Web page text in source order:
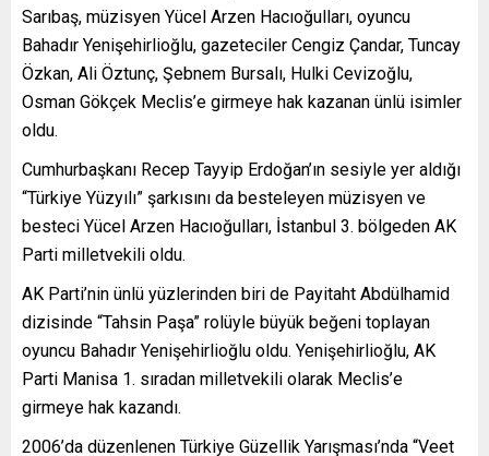
Sarıbaş, müzisyen Yücel Arzen Hacıoğulları, oyuncu
Bahadır Yenişehirlioğlu, gazeteciler Cengiz Çandar, Tuncay
Özkan, Ali Öztunç, Şebnem Bursalı, Hulki Cevizoğlu,
Osman Gökçek Meclis’e girmeye hak kazanan ünlü isimler
oldu.
Cumhurbaşkanı Recep Tayyip Erdoğan’ın sesiyle yer aldığı
“Türkiye Yüzyılı” şarkısını da besteleyen müzisyen ve
besteci Yücel Arzen Hacıoğulları, İstanbul 3. bölgeden AK
Parti milletvekili oldu.
AK Parti’nin ünlü yüzlerinden biri de Payitaht Abdülhamid
dizisinde “Tahsin Paşa” rolüyle büyük beğeni toplayan
oyuncu Bahadır Yenişehirlioğlu oldu. Yenişehirlioğlu, AK
Parti Manisa 1. sıradan milletvekili olarak Meclis’e
girmeye hak kazandı.
2006’da düzenlenen Türkiye Güzellik Yarışması’nda “Veet